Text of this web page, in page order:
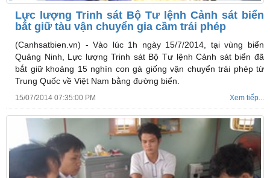
Lực lượng Trinh sát Bộ Tư lệnh Cảnh sát biển
bắt giữ tàu vận chuyển gia cầm trái phép
(Canhsatbien.vn) -Vào lúc 1h ngày 15/7/2014, tại vùng biển
Quảng Ninh, Lực lượng Trinh sát Bộ Tư lệnh Cảnh sát biển đã
bắt giữ khoảng 15 nghìn con gà giống vận chuyển trái phép từ
Trung Quốc về Việt Nam bằng đường biển.
15/07/2014 07:35:00 PM Xem tiếp...